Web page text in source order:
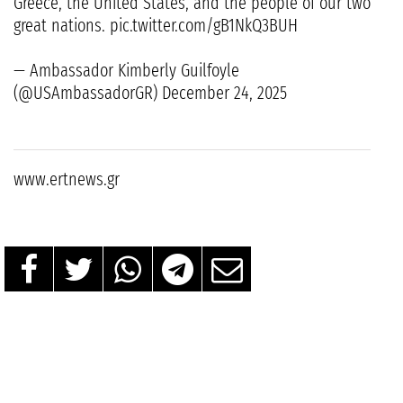
great nations. pic.twitter.com/gB1NkQ3BUH
— Ambassador Kimberly Guilfoyle
(@USAmbassadorGR) December 24, 2025
www.ertnews.gr